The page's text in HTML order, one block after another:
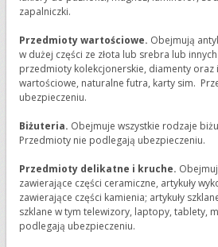
zapalniczki.
Przedmioty wartościowe. Obejmują
w dużej części ze złota lub srebra lub
przedmioty kolekcjonerskie, diamenty oraz
wartościowe, naturalne futra, karty sim.
ubezpieczeniu.
Biżuteria. Obejmuje wszystkie rodzaje
Przedmioty nie podlegają ubezpieczeniu.
Przedmioty delikatne i kruche.
zawierające części ceramiczne, artykuły
zawierające części kamienia; artykuły
szklane w tym telewizory, laptopy, tablety,
podlegają ubezpieczeniu.